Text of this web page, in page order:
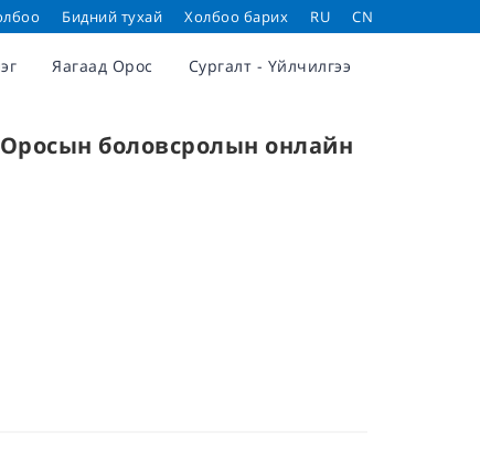
Бидний тухай Холбоо барих RU CN
Яагаад Орос Сургалт - Үйлчилгээ
боловсролын онлайн